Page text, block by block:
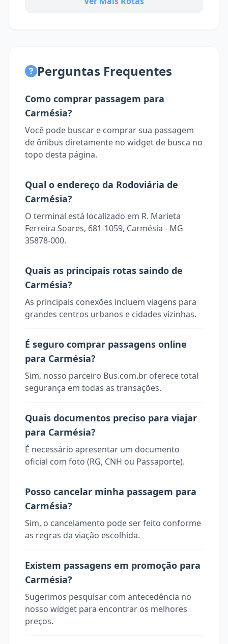
Perguntas Frequentes
Como comprar passagem para
Carmésia?
Você pode buscar e comprar sua passagem
de ônibus diretamente no widget de busca no
topo desta página.
Qual o endereço da Rodoviária de
Carmésia?
O terminal está localizado em R. Marieta
Ferreira Soares, 681-1059, Carmésia - MG
35878-000.
Quais as principais rotas saindo de
Carmésia?
As principais conexões incluem viagens para
grandes centros urbanos e cidades vizinhas.
É seguro comprar passagens online
para Carmésia?
Sim, nosso parceiro Bus.com.br oferece total
segurança em todas as transações.
Quais documentos preciso para viajar
para Carmésia?
É necessário apresentar um documento
oficial com foto (RG, CNH ou Passaporte).
Posso cancelar minha passagem para
Carmésia?
Sim, o cancelamento pode ser feito conforme
as regras da viação escolhida.
Existem passagens em promoção para
Carmésia?
Sugerimos pesquisar com antecedência no
nosso widget para encontrar os melhores
preços.